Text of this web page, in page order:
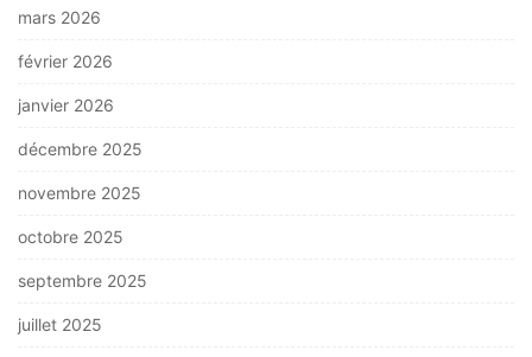
mars 2026
février 2026
janvier 2026
décembre 2025
novembre 2025
octobre 2025
septembre 2025
juillet 2025